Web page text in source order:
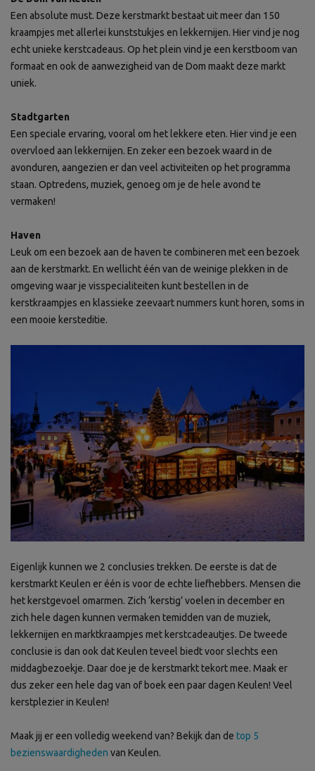
Een absolute must. Deze kerstmarkt bestaat uit meer dan 150
kraampjes met allerlei kunststukjes en lekkernijen. Hier vind je nog
echt unieke kerstcadeaus. Op het plein vind je een kerstboom van
formaat en ook de aanwezigheid van de Dom maakt deze markt
uniek.
Stadtgarten
Een speciale ervaring, vooral om het lekkere eten. Hier vind je een
overvloed aan lekkernijen. En zeker een bezoek waard in de
avonduren, aangezien er dan veel activiteiten op het programma
staan. Optredens, muziek, genoeg om je de hele avond te
vermaken!
Haven
Leuk om een bezoek aan de haven te combineren met een bezoek
aan de kerstmarkt. En wellicht één van de weinige plekken in de
omgeving waar je visspecialiteiten kunt bestellen in de
kerstkraampjes en klassieke zeevaart nummers kunt horen, soms in
een mooie kersteditie.
Eigenlijk kunnen we 2 conclusies trekken. De eerste is dat de
kerstmarkt Keulen er één is voor de echte liefhebbers. Mensen die
het kerstgevoel omarmen. Zich ‘kerstig’ voelen in december en
zich hele dagen kunnen vermaken temidden van de muziek,
lekkernijen en marktkraampjes met kerstcadeautjes. De tweede
conclusie is dan ook dat Keulen teveel biedt voor slechts een
middagbezoekje. Daar doe je de kerstmarkt tekort mee. Maak er
dus zeker een hele dag van of boek een paar dagen Keulen! Veel
kerstplezier in Keulen!
Maak jij er een volledig weekend van? Bekijk dan de top 5
bezienswaardigheden van Keulen.